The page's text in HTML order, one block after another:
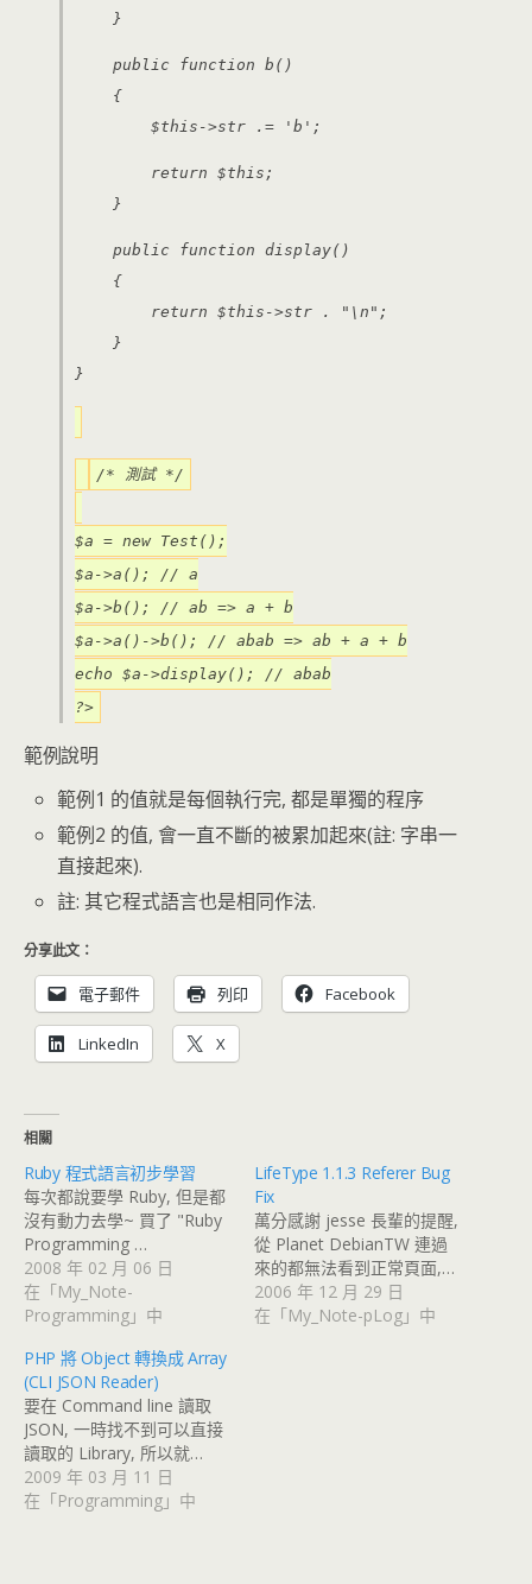
}
public function b()
{
$this->str .= 'b';
return $this;
}
public function display()
{
return $this->str . "\n";
}
}
/* 測試 */
$a = new Test();
$a->a(); // a
$a->b(); // ab => a + b
$a->a()->b(); // abab => ab + a + b
echo $a->display(); // abab
?>
範例說明
範例1 的值就是每個執行完, 都是單獨的程序
範例2 的值, 會一直不斷的被累加起來(註: 字串一
直接起來).
註: 其它程式語言也是相同作法.
分享此文：
電子郵件 列印 Facebook
LinkedIn X
相關
Ruby 程式語言初步學習
每次都說要學 Ruby, 但是都
沒有動力去學~ 買了 "Ruby
Programming …
2008 年 02 月 06 日
在「My_Note-
Programming」中
LifeType 1.1.3 Referer Bug
Fix
萬分感謝 jesse 長輩的提醒,
從 Planet DebianTW 連過
來的都無法看到正常頁面,…
2006 年 12 月 29 日
在「My_Note-pLog」中
PHP 將 Object 轉換成 Array
(CLI JSON Reader)
要在 Command line 讀取
JSON, 一時找不到可以直接
讀取的 Library, 所以就…
2009 年 03 月 11 日
在「Programming」中